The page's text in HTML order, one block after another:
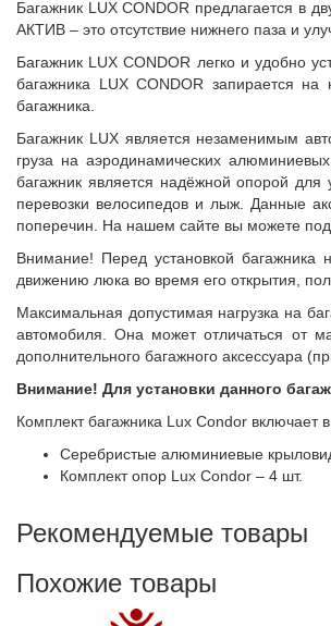
Багажник LUX CONDOR предлагается в
АКТИВ – это отсутствие нижнего паза и
Багажник LUX CONDOR легко и удобно
багажника LUX CONDOR запирается на
багажника.
Багажник LUX является незаменимым
груза на аэродинамических
багажник является надёжной опорой для
перевозки велосипедов и лыж. Данные
поперечин. На нашем сайте вы можете
Внимание! Перед установкой
движению люка во время его открытия,
Максимальная допустимая нагрузка на
автомобиля. Она может отличаться от
дополнительного багажного аксессуара
Внимание! Для установки данного
Комплект багажника Lux Condor включает
Серебристые алюминиевые
Комплект опор Lux Condor – 4 шт.
Рекомендуемые товары
Похожие товары